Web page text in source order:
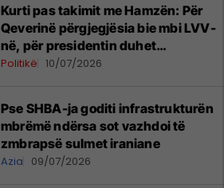
Kurti pas takimit me Hamzën: Për
Qeverinë përgjegjësia bie mbi LVV-
në, për presidentin duhet
bashkëpunim i të gjitha partive
Politikë 10/07/2026
Pse SHBA-ja goditi infrastrukturën
mbrëmë ndërsa sot vazhdoi të
zmbrapsë sulmet iraniane
Azia 09/07/2026